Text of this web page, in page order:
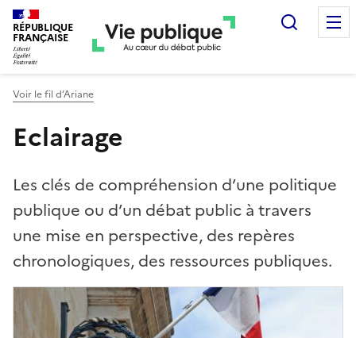
RÉPUBLIQUE
FRANÇAISE
Voir le fil d’Ariane
Eclairage
Les clés de compréhension d’une politique
publique ou d’un débat public à travers
une mise en perspective, des repères
chronologiques, des ressources publiques.